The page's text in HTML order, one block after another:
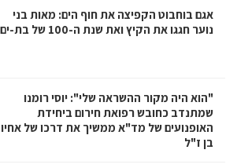
אגם בוחבוט הקפיצה את חוף הים: מאות בני
נוער חגגו את הקיץ ואת שנת ה-100 של בת-ים
"הוא היה מקור ההשראה שלי": יוסי רומנו
שמתנדב כחובש רפואת חירום ביחידת
האופנועים של מד"א ממשיך את דרכו של אחיו
בן ז"ל